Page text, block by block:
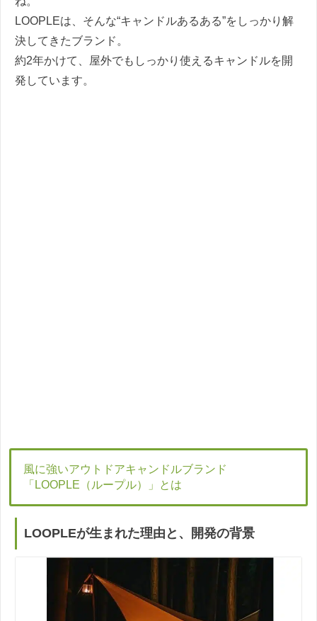
LOOPLEは、そんな“キャンドルあるある”をしっかり解
決してきたブランド。
約2年かけて、屋外でもしっかり使えるキャンドルを開
発しています。
風に強いアウトドアキャンドルブランド
「LOOPLE（ループル）」とは
LOOPLEが生まれた理由と、開発の背景